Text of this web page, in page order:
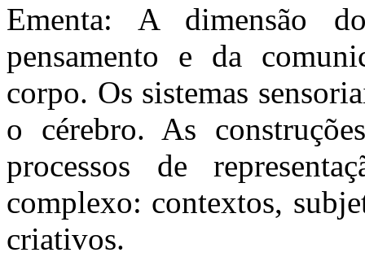
Ementa: A dimensão
pensamento e da
corpo. Os sistemas
o cérebro. As
processos de
complexo: contextos,
criativos.